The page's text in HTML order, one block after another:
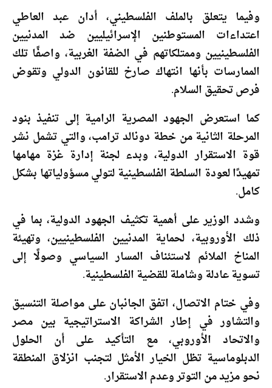
وفيما يتعلق بالملف الفلسطيني، أدان عبد العاطي
اعتداءات المستوطنين الإسرائيليين ضد المدنيين
الفلسطينيين وممتلكاتهم في الضفة الغربية، واصفًا تلك
الممارسات بأنها انتهاك صارخ للقانون الدولي وتقوض
فرص تحقيق السلام.
كما استعرض الجهود المصرية الرامية إلى تنفيذ بنود
المرحلة الثانية من خطة دونالد ترامب، والتي تشمل نشر
قوة الاستقرار الدولية، وبدء لجنة إدارة غزة مهامها
تمهيدًا لعودة السلطة الفلسطينية لتولي مسؤولياتها بشكل
كامل.
وشدد الوزير على أهمية تكثيف الجهود الدولية، بما في
ذلك الأوروبية، لحماية المدنيين الفلسطينيين، وتهيئة
المناخ الملائم لاستئناف المسار السياسي وصولًا إلى
تسوية عادلة وشاملة للقضية الفلسطينية.
وفي ختام الاتصال، اتفق الجانبان على مواصلة التنسيق
والتشاور في إطار الشراكة الاستراتيجية بين مصر
والاتحاد الأوروبي، مع التأكيد على أن الحلول
الدبلوماسية تظل الخيار الأمثل لتجنب انزلاق المنطقة
نحو مزيد من التوتر وعدم الاستقرار.